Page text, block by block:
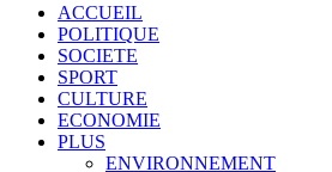
ACCUEIL
POLITIQUE
SOCIETE
SPORT
CULTURE
ECONOMIE
PLUS
ENVIRONNEMENT